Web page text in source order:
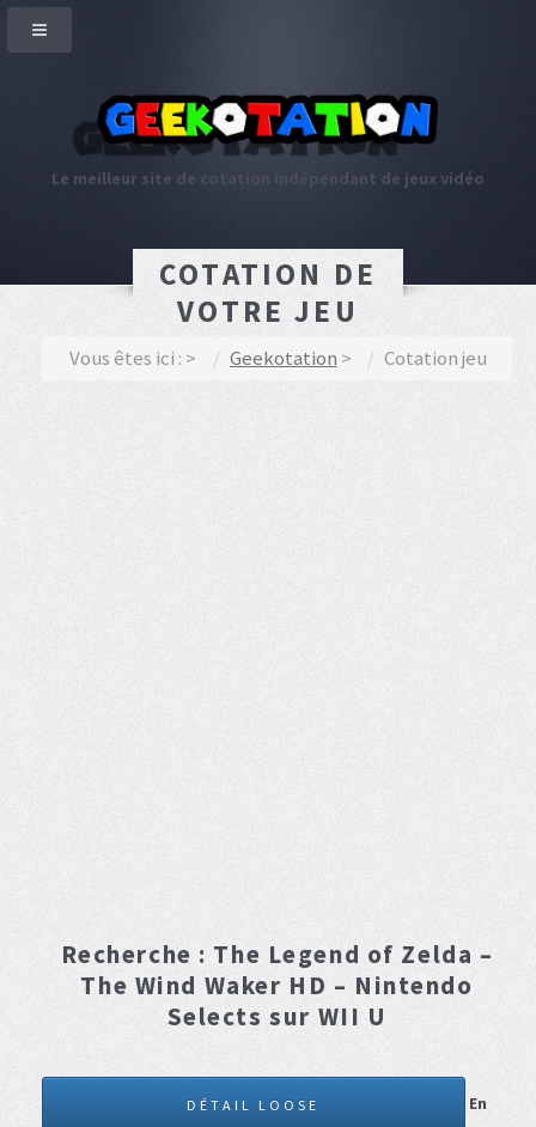
Le meilleur site de cotation indépendant de jeux vidéo
COTATION DE
VOTRE JEU
Vous êtes ici : Geekotation Cotation jeu
Recherche : The Legend of Zelda –
The Wind Waker HD – Nintendo
Selects sur WII U
DÉTAIL LOOSE
En